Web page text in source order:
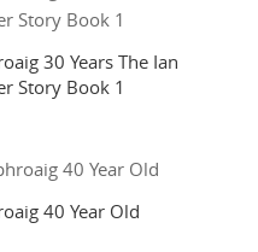
30 Years The Ian
Story Book 1
40 Year Old